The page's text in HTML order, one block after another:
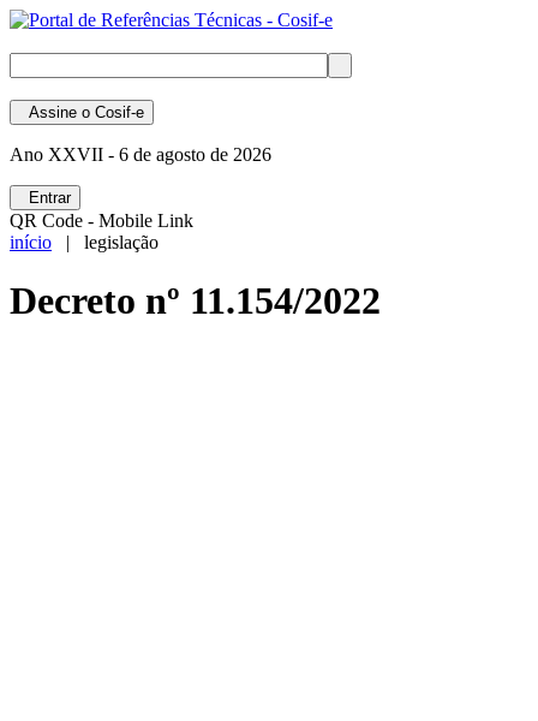
Assine o Cosif-e
Ano XXVII - 6 de agosto de 2026
Entrar
QR Code - Mobile Link
início | legislação
Decreto nº 11.154/2022